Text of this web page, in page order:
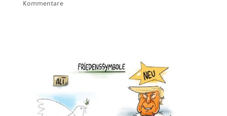
Kommentare